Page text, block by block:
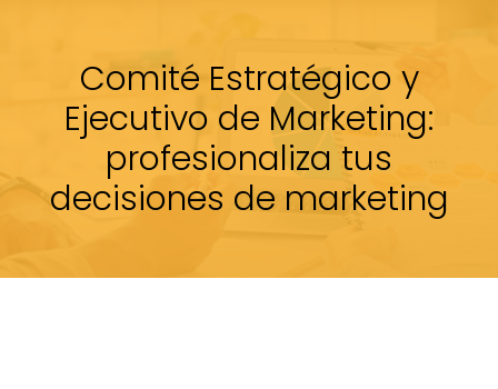
Comité Estratégico y
Ejecutivo de Marketing:
profesionaliza tus
decisiones de marketing